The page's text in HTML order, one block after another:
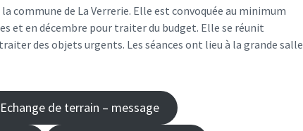
commune de La Verrerie. Elle est convoquée au minimum
et en décembre pour traiter du budget. Elle se réunit
des objets urgents. Les séances ont lieu à la grande salle
Echange de terrain – message